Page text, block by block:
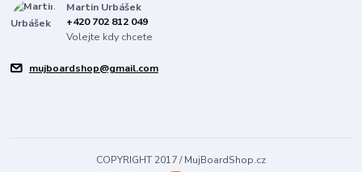
Martin Urbášek
+420 702 812 049
Volejte kdy chcete
mujboardshop@gmail.com
COPYRIGHT 2017 / MujBoardShop.cz